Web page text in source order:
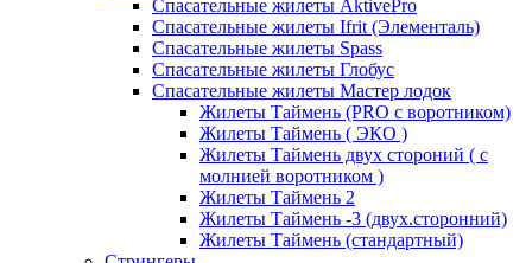
Спасательные жилеты AktivePro
Спасательные жилеты Ifrit (Элементаль)
Спасательные жилеты Spass
Спасательные жилеты Глобус
Спасательные жилеты Мастер лодок
Жилеты Таймень (PRO c воротником)
Жилеты Таймень ( ЭКО )
Жилеты Таймень двух стороний ( с
молнией воротником )
Жилеты Таймень 2
Жилеты Таймень -3 (двух.сторонний)
Жилеты Таймень (стандартный)